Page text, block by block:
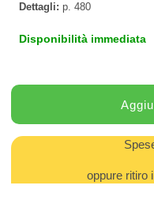
Dettagli:p. 480
Disponibilità immediata
oppure ritiro